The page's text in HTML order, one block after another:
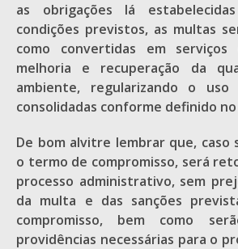
as obrigações lá
condições previstos, as multas
como convertidas em serviços
melhoria e recuperação da
ambiente, regularizando o
consolidadas conforme definido no
De bom alvitre lembrar que, caso
o termo de compromisso, será
processo administrativo, sem
da multa e das sanções
compromisso, bem como
providências necessárias para o